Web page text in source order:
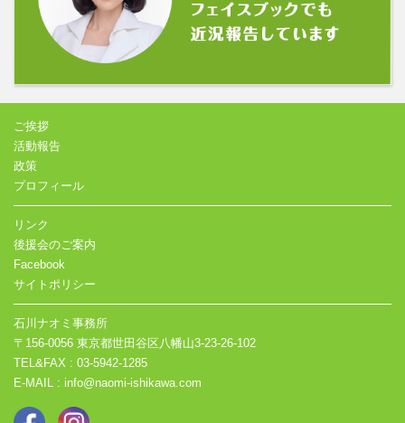
ご挨拶
活動報告
政策
プロフィール
リンク
後援会のご案内
Facebook
サイトポリシー
石川ナオミ事務所
〒156-0056 東京都世田谷区八幡山3-23-26-102
TEL&FAX : 03-5942-1285
E-MAIL : info@naomi-ishikawa.com